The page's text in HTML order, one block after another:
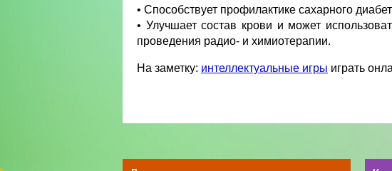
• Способствует профилактике сахарного
• Улучшает состав крови и может
проведения радио- и химиотерапии.
На заметку: интеллектуальные игры играть